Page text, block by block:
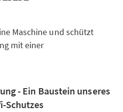
- Ein Baustein unseres
Schutzes